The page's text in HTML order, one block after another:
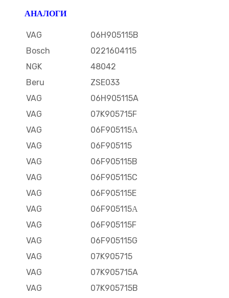
АНАЛОГИ
VAG
06H905115B
Bosch
0221604115
NGK
48042
Beru
ZSE033
VAG
06H905115A
VAG
07K905715F
VAG
06F905115А
VAG
06F905115
VAG
06F905115B
VAG
06F905115C
VAG
06F905115E
VAG
06F905115А
VAG
06F905115F
VAG
06F905115G
VAG
07K905715
VAG
07K905715A
VAG
07K905715B